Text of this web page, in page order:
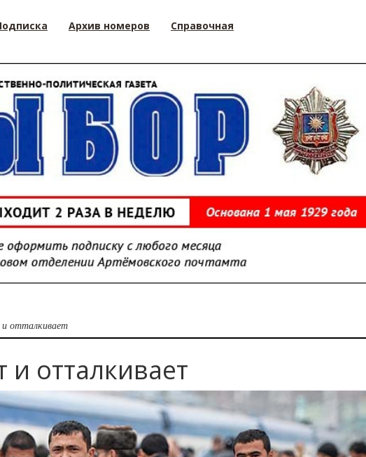
Архив номеров Справочная
отталкивает
отталкивает